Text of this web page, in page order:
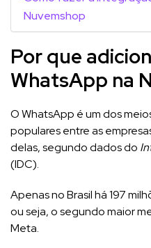
Nuvemshop
Por que
WhatsApp na
O WhatsApp é um dos
populares entre as
delas, segundo dados do
(IDC).
Apenas no Brasil há 197
ou seja, o segundo maior
Meta.